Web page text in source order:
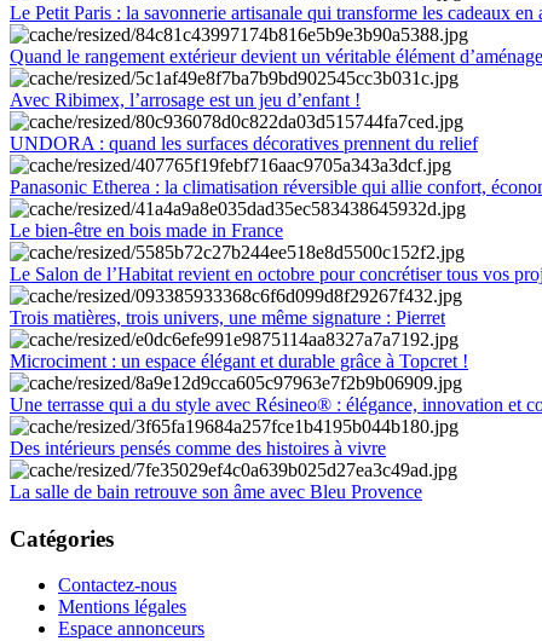
Le Petit Paris : la savonnerie artisanale qui transforme les cadeaux en
Quand le rangement extérieur devient un véritable élément
Avec Ribimex, l’arrosage est un jeu d’enfant !
UNDORA : quand les surfaces décoratives prennent du relief
Panasonic Etherea : la climatisation réversible qui allie confort,
Le bien-être en bois made in France
Le Salon de l’Habitat revient en octobre pour concrétiser tous vos
Trois matières, trois univers, une même signature : Pierret
Microciment : un espace élégant et durable grâce à Topcret !
Une terrasse qui a du style avec Résineo® : élégance, innovation et
Des intérieurs pensés comme des histoires à vivre
La salle de bain retrouve son âme avec Bleu Provence
Catégories
Contactez-nous
Mentions légales
Espace annonceurs